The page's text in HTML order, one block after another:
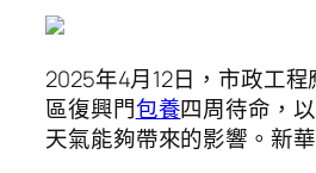
2025年4月12日，市政工
區復興門包養四周待命，
天氣能夠帶來的影響。新